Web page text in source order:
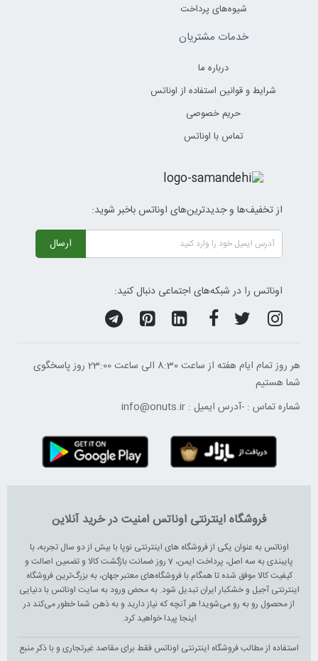
شیوه‌های پرداخت
خدمات مشتریان
درباره ما
شرایط و قوانین استفاده از اوناتس
حریم خصوصی
تماس با اوناتس
از تخفیف‌ها و جدیدترین‌های اوناتس باخبر شوید:
ارسال
اوناتس را در شبکه‌های اجتماعی دنبال کنید:
هر روز تمام ایام هفته از ساعت 8:30 الی ساعت 23:00 ‌روز پاسخگوی
شما هستیم
شماره تماس : -آدرس ایمیل : info@onuts.ir
فروشگاه اینترنتی اوناتس امنیت در خرید آنلاین
اوناتس به عنوان یکی از فروشگاه های اینترنتی نوپا با بیش از دو سال تجربه، با
پایبندی به سه اصل، پرداخت ایمن، 7 روز ضمانت بازگشت کالا و تضمین اصالت و
کیفیت کالا موفق شده تا همگام با فروشگاه‌های معتبر جهان، به بزرگ‌ترین فروشگاه
اینترنتی آجیل و خشکبار ایران تبدیل شود. به محض ورود به سایت اوناتس با دنیایی
از محصول رو به رو می‌شوید! هر آنچه که نیاز دارید و به ذهن شما خطور می‌کند در
اینجا پیدا خواهید کرد.
استفاده از مطالب فروشگاه اینترنتی اوناتس فقط برای مقاصد غیرتجاری و با ذکر منبع